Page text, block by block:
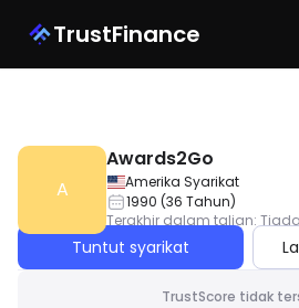
TrustFinance
A
Awards2Go
Amerika Syarikat
1990 (36 Tahun)
Terakhir dalam talian:
Tuntut syarikat
TrustScore tidak